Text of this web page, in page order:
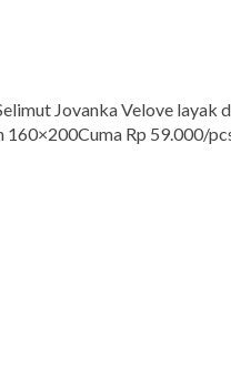
Jovanka Velove
Rp 59.000/